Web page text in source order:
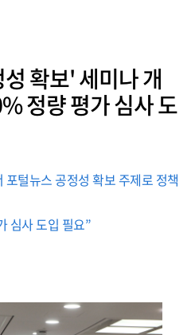
확보' 세미나 개
정량 평가 심사 도
털뉴스 공정성 확보 주제로 정책
심사 도입 필요”